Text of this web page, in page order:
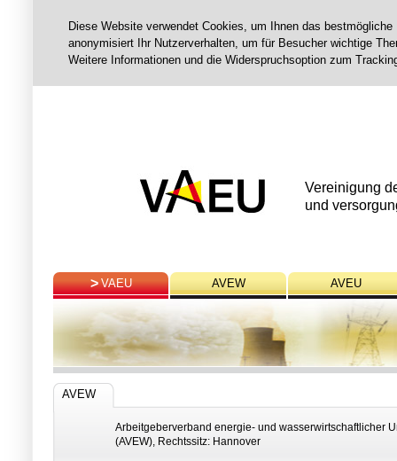
Diese Website verwendet Cookies, um Ihnen das
anonymisiert Ihr Nutzerverhalten, um für Besucher wichtige
Weitere Informationen und die Widerspruchsoption zum
Vereinigung
und
VAEU AVEW AVEU
AVEW
Arbeitgeberverband energie- und wasserwirtschaftlicher
(AVEW), Rechtssitz: Hannover